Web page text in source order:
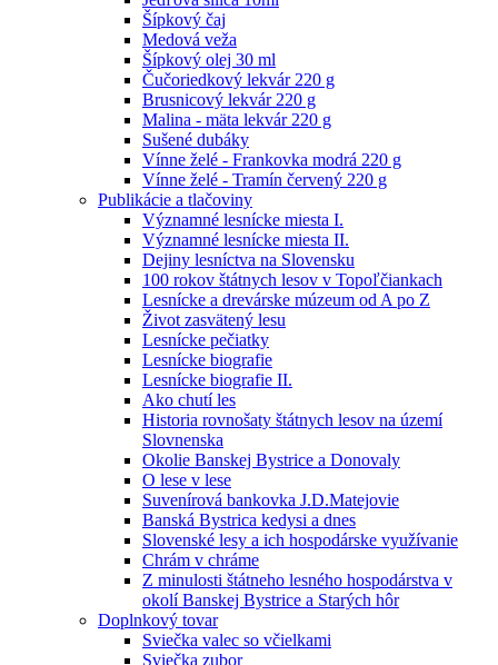
Šípkový čaj
Medová veža
Šípkový olej 30 ml
Čučoriedkový lekvár 220 g
Brusnicový lekvár 220 g
Malina - mäta lekvár 220 g
Sušené dubáky
Vínne želé - Frankovka modrá 220 g
Vínne želé - Tramín červený 220 g
Publikácie a tlačoviny
Významné lesnícke miesta I.
Významné lesnícke miesta II.
Dejiny lesníctva na Slovensku
100 rokov štátnych lesov v Topoľčiankach
Lesnícke a drevárske múzeum od A po Z
Život zasvätený lesu
Lesnícke pečiatky
Lesnícke biografie
Lesnícke biografie II.
Ako chutí les
Historia rovnošaty štátnych lesov na území
Slovnenska
Okolie Banskej Bystrice a Donovaly
O lese v lese
Suvenírová bankovka J.D.Matejovie
Banská Bystrica kedysi a dnes
Slovenské lesy a ich hospodárske využívanie
Chrám v chráme
Z minulosti štátneho lesného hospodárstva v
okolí Banskej Bystrice a Starých hôr
Doplnkový tovar
Sviečka valec so včielkami
Sviečka zubor